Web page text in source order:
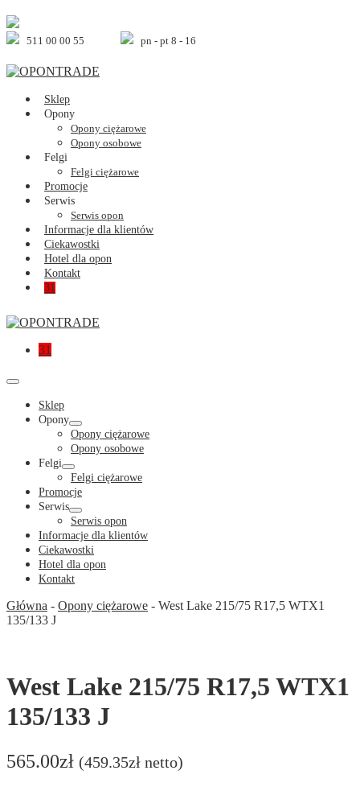
Skip
to
content511 00 00 55 pn - pt 8 - 16
Sklep
Opony
Opony ciężarowe
Opony osobowe
Felgi
Felgi ciężarowe
Promocje
Serwis
Serwis opon
Informacje dla klientów
Ciekawostki
Hotel dla opon
Kontakt
Shopping
31Items
Shopping
31
Menu
Toggle
Sklep
Opony
Menu
Toggle
Opony ciężarowe
Opony osobowe
Felgi
Menu
Toggle
Felgi ciężarowe
Promocje
Serwis
Menu
Toggle
Serwis opon
Informacje dla klientów
Ciekawostki
Hotel dla opon
Kontakt
Główna - Opony ciężarowe - West Lake 215/75 R17,5 WTX1
135/133 J
West Lake 215/75 R17,5 WTX1
135/133 J
565.00zł (459.35zł netto)